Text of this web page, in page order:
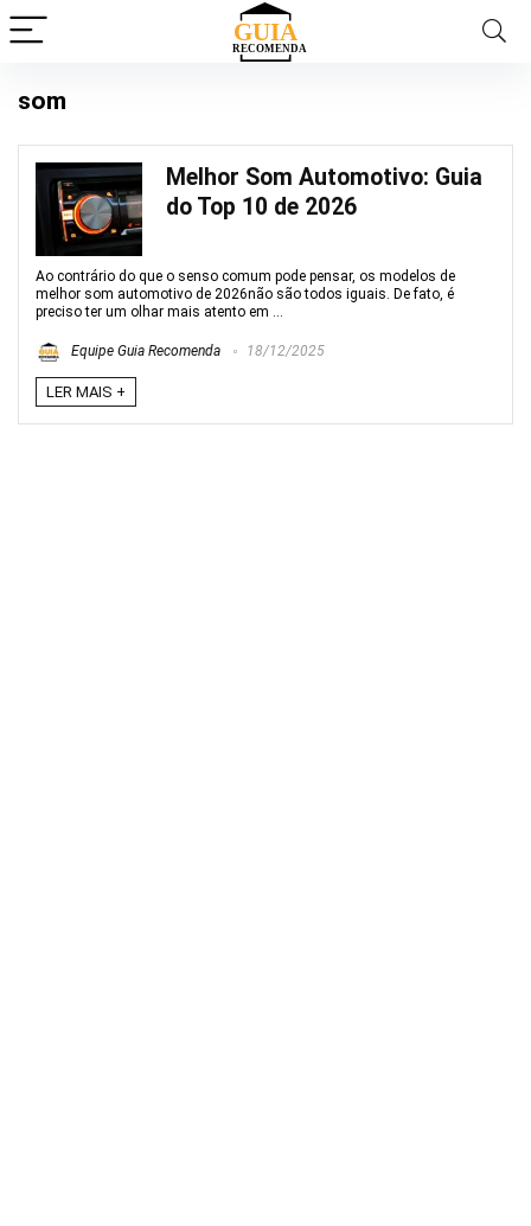
som
Melhor Som Automotivo: Guia
do Top 10 de 2026
Ao contrário do que o senso comum pode pensar, os modelos de
melhor som automotivo de 2026não são todos iguais. De fato, é
preciso ter um olhar mais atento em ...
Equipe Guia Recomenda 18/12/2025
LER MAIS +